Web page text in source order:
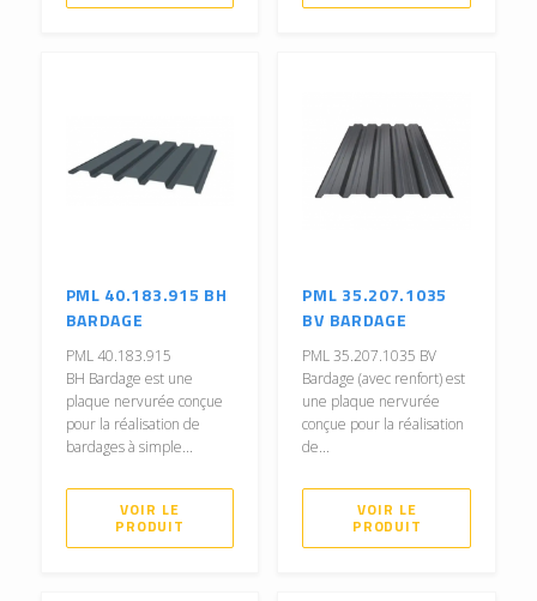
PML 40.183.915 BH
BARDAGE
PML 40.183.915
BH Bardage est une
plaque nervurée conçue
pour la réalisation de
bardages à simple...
VOIR LE
PRODUIT
PML 35.207.1035
BV BARDAGE
PML 35.207.1035 BV
Bardage (avec renfort) est
une plaque nervurée
conçue pour la réalisation
de...
VOIR LE
PRODUIT